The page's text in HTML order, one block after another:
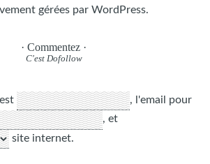
gérées par WordPress.
· Commentez ·
,
l'email pour
, et
site internet.